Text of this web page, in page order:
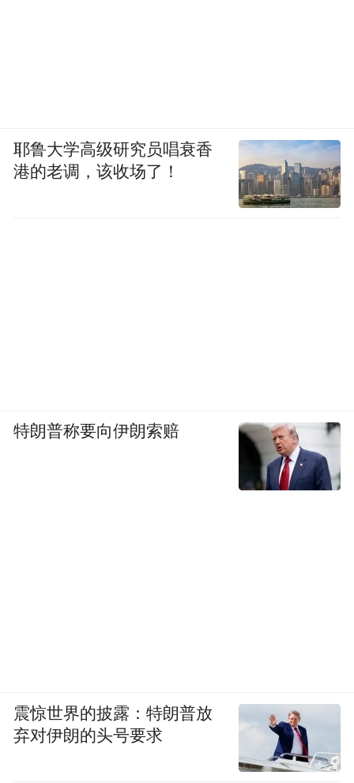
耶鲁大学高级研究员唱衰香
港的老调，该收场了！
特朗普称要向伊朗索赔
震惊世界的披露：特朗普放
弃对伊朗的头号要求